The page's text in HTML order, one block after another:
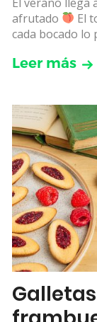
afrutado
El
cada bocado lo
Leer más